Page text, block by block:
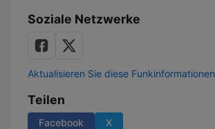
Soziale Netzwerke
Aktualisieren Sie diese Funkinformationen
Teilen
Facebook X